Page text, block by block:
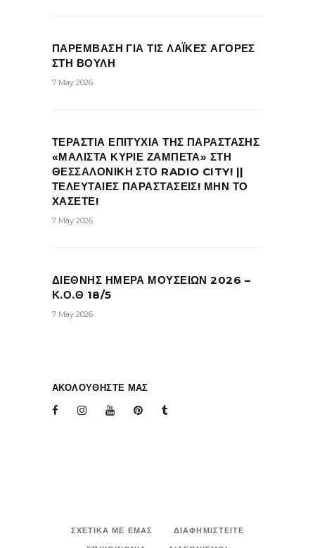
ΠΑΡΕΜΒΑΣΗ ΓΙΑ ΤΙΣ ΛΑΪΚΕΣ ΑΓΟΡΕΣ
ΣΤΗ ΒΟΥΛΗ
7 May 2026
ΤΕΡΑΣΤΙΑ ΕΠΙΤΥΧΙΑ ΤΗΣ ΠΑΡΑΣΤΑΣΗΣ
«ΜΑΛΙΣΤΑ ΚΥΡΙΕ ΖΑΜΠΕΤΑ» ΣΤΗ
ΘΕΣΣΑΛΟΝΙΚΗ ΣΤΟ RADIO CITY! ||
ΤΕΛΕΥΤΑΙΕΣ ΠΑΡΑΣΤΑΣΕΙΣ! ΜΗΝ ΤΟ
ΧΑΣΕΤΕ!
7 May 2026
ΔΙΕΘΝΗΣ ΗΜΕΡΑ ΜΟΥΣΕΙΩΝ 2026 –
Κ.Ο.Θ 18/5
7 May 2026
ΑΚΟΛΟΥΘΗΣΤΕ ΜΑΣ
ΣΧΕΤΙΚΑ ΜΕ ΕΜΑΣ
ΔΙΑΦΗΜΙΣΤΕΙΤΕ